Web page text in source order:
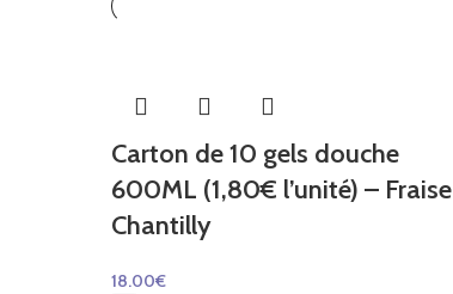
Carton de 10 gels douche
600ML (1,80€ l’unité) – Fraise
Chantilly
18.00€